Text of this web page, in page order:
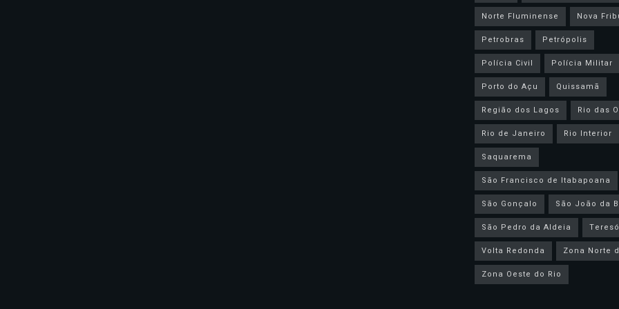
Norte Fluminense
Nova
Petrobras
Petrópolis
Polícia Civil
Polícia Militar
Porto do Açu
Quissamã
Região dos Lagos
Rio das
Rio de Janeiro
Rio Interior
Saquarema
São Francisco de Itabapoana
São Gonçalo
São João da
São Pedro da Aldeia
Volta Redonda
Zona Norte
Zona Oeste do Rio